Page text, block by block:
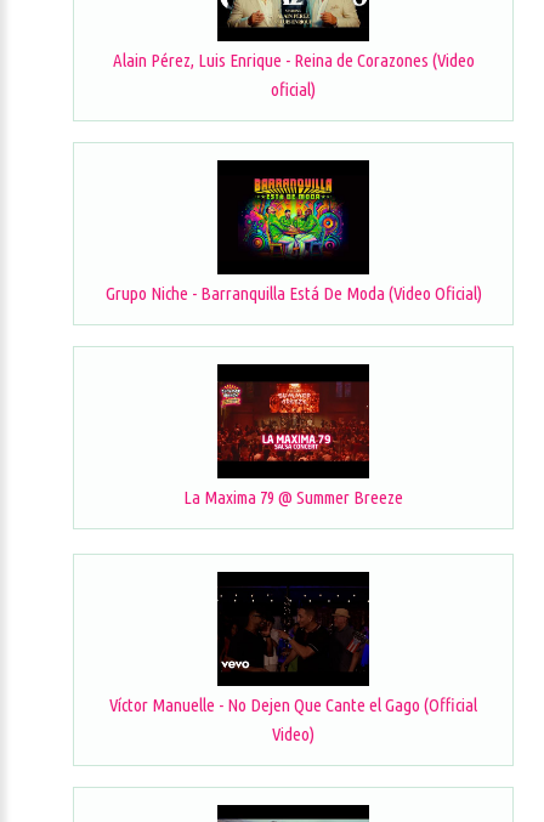
Alain Pérez, Luis Enrique - Reina de Corazones (Video
oficial)
Grupo Niche - Barranquilla Está De Moda (Video Oficial)
La Maxima 79 @ Summer Breeze
Víctor Manuelle - No Dejen Que Cante el Gago (Official
Video)